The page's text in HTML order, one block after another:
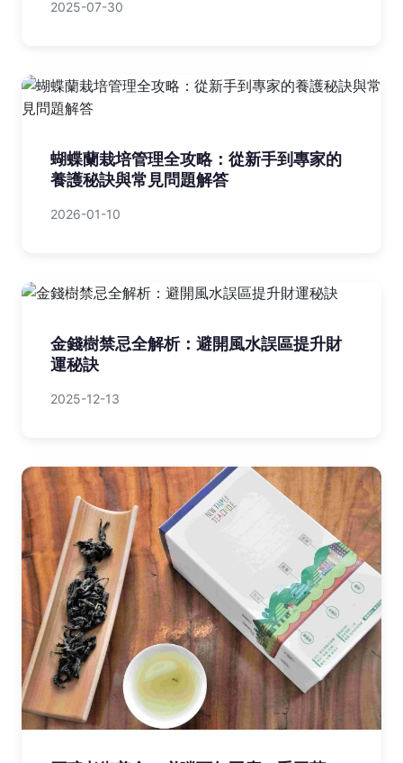
2025-07-30
蝴蝶蘭栽培管理全攻略：從新手到專家的
養護秘訣與常見問題解答
2026-01-10
金錢樹禁忌全解析：避開風水誤區提升財
運秘訣
2025-12-13